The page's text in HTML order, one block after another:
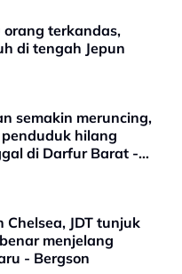
orang terkandas,
di tengah Jepun
semakin meruncing,
hilang
di Darfur Barat -
Chelsea, JDT tunjuk
menjelang
- Bergson